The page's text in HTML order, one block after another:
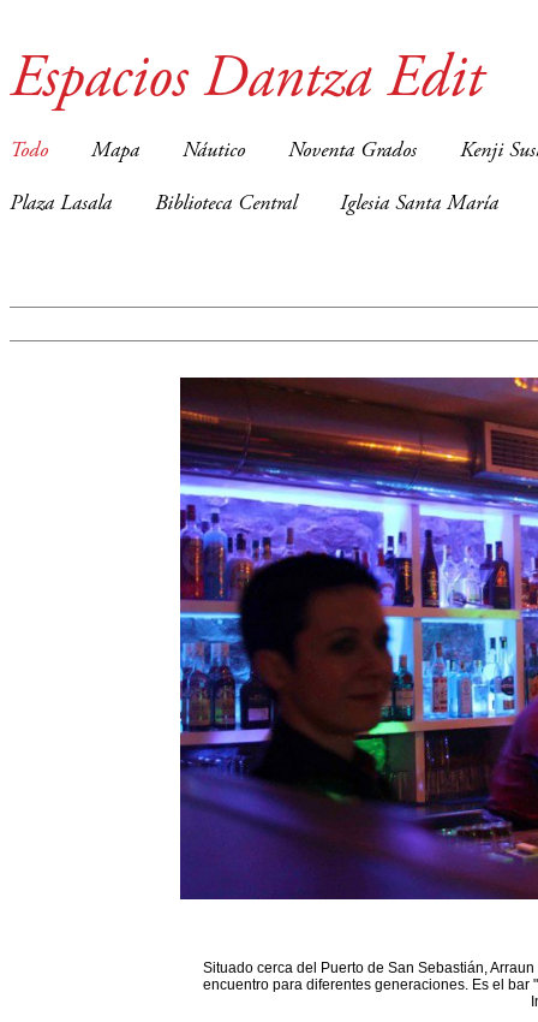
Espacios Dantza Edit
Todo Mapa Náutico Noventa Grados Kenji
Plaza Lasala Biblioteca Central Iglesia Santa María
Situado cerca del Puerto de San Sebastián,
encuentro para diferentes generaciones. Es el